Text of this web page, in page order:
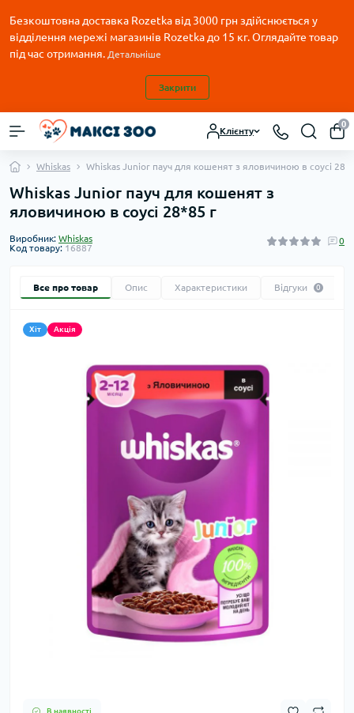
Безкоштовна доставка Rozetka від 3000 грн здійснюється у
відділення мережі магазинів Rozetka до 15 кг. Оглядайте товар
під час отримання. Детальніше
Закрити
Клієнту
0
Whiskas Whiskas Junior пауч для кошенят з яловичиною в соусі
Whiskas Junior пауч для кошенят з
яловичиною в соусі 28*85 г
Виробник: Whiskas
Код товару: 16887
0
Все про товар Опис Характеристики Відгуки 0
Хіт Акція
В наявності